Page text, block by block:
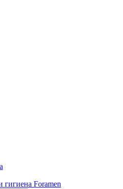
Foramen